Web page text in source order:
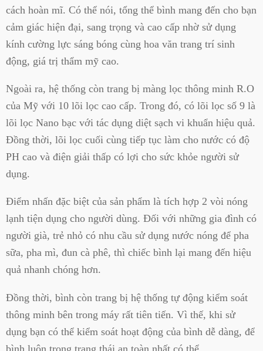
cách hoàn mĩ. Có thể nói, tổng thể bình mang đến cho bạn
cảm giác hiện đại, sang trọng và cao cấp nhờ sử dụng
kính cường lực sáng bóng cùng hoa văn trang trí sinh
động, giá trị thẩm mỹ cao.
Ngoài ra, hệ thống còn trang bị màng lọc thông minh R.O
của Mỹ với 10 lõi lọc cao cấp. Trong đó, có lõi lọc số 9 là
lõi lọc Nano bạc với tác dụng diệt sạch vi khuẩn hiệu quả.
Đồng thời, lõi lọc cuối cùng tiếp tục làm cho nước có độ
PH cao và điện giải thấp có lợi cho sức khỏe người sử
dụng.
Điểm nhấn đặc biệt của sản phẩm là tích hợp 2 vòi nóng
lạnh tiện dụng cho người dùng. Đối với những gia đình có
người già, trẻ nhỏ có nhu cầu sử dụng nước nóng để pha
sữa, pha mì, đun cà phê, thì chiếc bình lại mang đến hiệu
quả nhanh chóng hơn.
Đồng thời, bình còn trang bị hệ thống tự động kiểm soát
thông minh bên trong máy rất tiên tiến. Vì thế, khi sử
dụng bạn có thể kiểm soát hoạt động của bình dễ dàng, để
bình luôn trong trạng thái an toàn nhất có thể.